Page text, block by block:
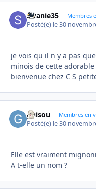
swanie35 Membres
Posté(e) le 30
je vois qu il n y a pas
minois de cette
bienvenue chez C S
guisou Membres en
Posté(e) le 30
Elle est vraiment
A t-elle un nom ?